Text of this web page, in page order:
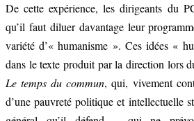
De cette expérience, les dirigeants du
qu’il faut diluer davantage leur
variété d’« humanisme ». Ces idées «
dans le texte produit par la direction lors
Le temps du commun, qui, vivement
d’une pauvreté politique et intellectuelle